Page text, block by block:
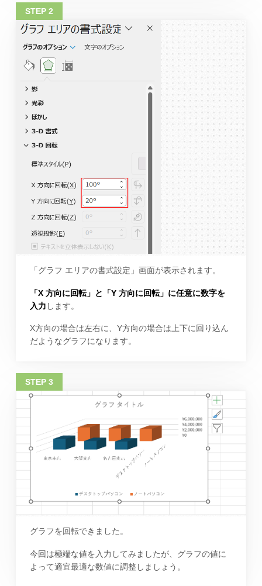
「グラフ エリアの書式設定」画面が表示されます。
「X 方向に回転」と「Y 方向に回転」に任意に数字を
入力 します。
X方向の場合は左右に、Y方向の場合は上下に回り込ん
だようなグラフになります。
グラフを回転できました。
今回は極端な値を入力してみましたが、グラフの値に
よって適宜最適な数値に調整しましょう。